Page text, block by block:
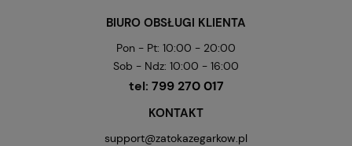
BIURO OBSŁUGI KLIENTA
Pon - Pt: 10:00 - 20:00
Sob - Ndz: 10:00 - 16:00
tel: 799 270 017
KONTAKT
support@zatokazegarkow.pl